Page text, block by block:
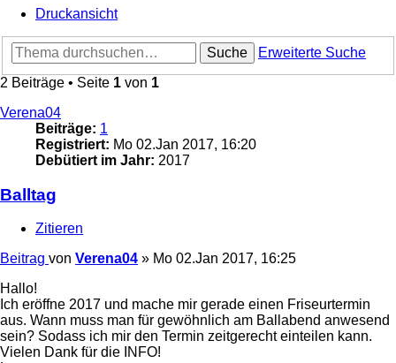
Druckansicht
Suche
Erweiterte Suche
2 Beiträge • Seite 1 von 1
Verena04
Beiträge: 1
Registriert: Mo 02.Jan 2017, 16:20
Debütiert im Jahr: 2017
Balltag
Zitieren
Beitrag von Verena04 » Mo 02.Jan 2017, 16:25
Hallo!
Ich eröffne 2017 und mache mir gerade einen Friseurtermin
aus. Wann muss man für gewöhnlich am Ballabend anwesend
sein? Sodass ich mir den Termin zeitgerecht einteilen kann.
Vielen Dank für die INFO!